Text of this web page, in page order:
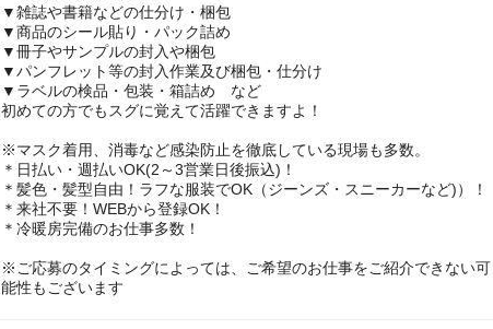
▼雑誌や書籍などの仕分け・梱包
▼商品のシール貼り・パック詰め
▼冊子やサンプルの封入や梱包
▼パンフレット等の封入作業及び梱包・仕分け
▼ラベルの検品・包装・箱詰め など
初めての方でもスグに覚えて活躍できますよ！
※マスク着用、消毒など感染防止を徹底している現場も多数。
＊日払い・週払いOK(2～3営業日後振込)！
＊髪色・髪型自由！ラフな服装でOK（ジーンズ・スニーカーなど)）！
＊来社不要！WEBから登録OK！
＊冷暖房完備のお仕事多数！
※ご応募のタイミングによっては、ご希望のお仕事をご紹介できない可
能性もございます